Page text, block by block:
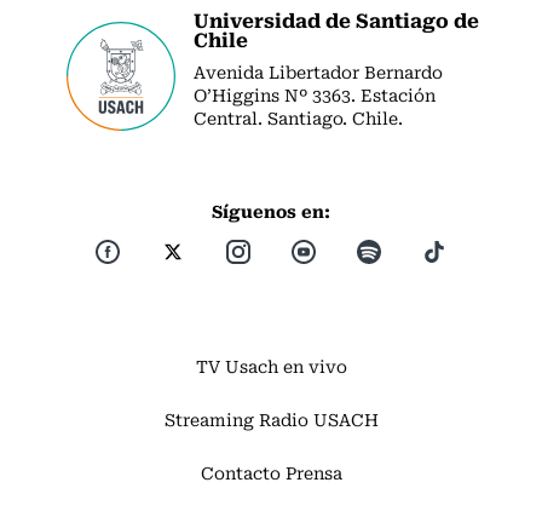
Universidad de Santiago de
Chile
Avenida Libertador Bernardo
O’Higgins Nº 3363. Estación
Central. Santiago. Chile.
Síguenos en:
TV Usach en vivo
Streaming Radio USACH
Contacto Prensa